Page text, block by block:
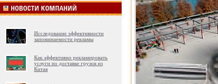
Исследование эффективности
запоминаемости рекламы
Как эффективно рекламировать
услуги по доставке грузов из
Китая